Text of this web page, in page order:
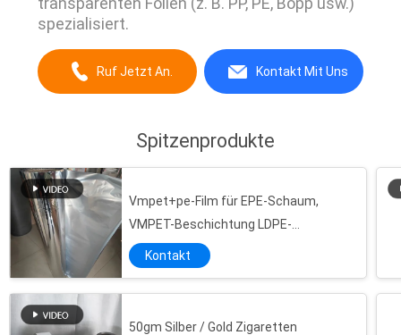
spezialisiert.
Ruf Jetzt An. Kontakt Mit Uns
Spitzenprodukte
Vmpet+pe-Film für EPE-Schaum,
VMPET-Beschichtung LDPE-
Laminationsfilm für Verpackungstüten
Kontakt
50gm Silber / Gold Zigaretten